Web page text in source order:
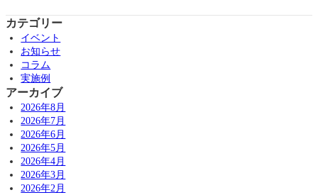
カテゴリー
イベント
お知らせ
コラム
実施例
アーカイブ
2026年8月
2026年7月
2026年6月
2026年5月
2026年4月
2026年3月
2026年2月